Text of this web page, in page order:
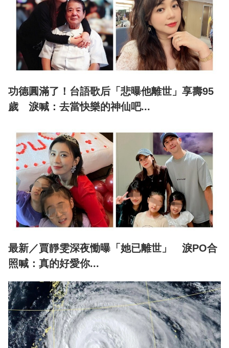
功德圓滿了！台語歌后「悲曝他離世」享壽95
歲 淚喊：去當快樂的神仙吧...
最新／賈靜雯深夜慟曝「她已離世」 淚PO合
照喊：真的好愛你...